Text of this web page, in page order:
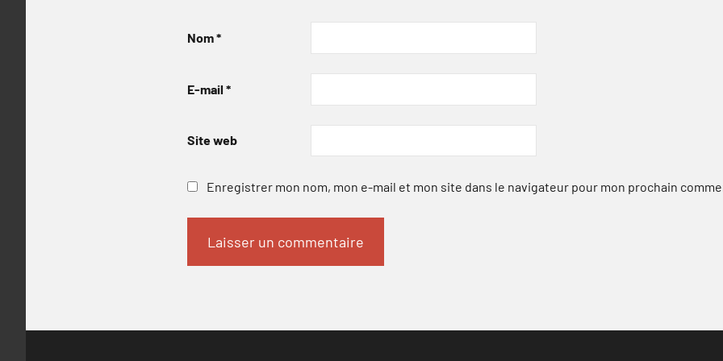
Nom*
E-mail *
Site web
Enregistrer mon nom, mon e-mail et mon site dans le navigateur pour mon prochain